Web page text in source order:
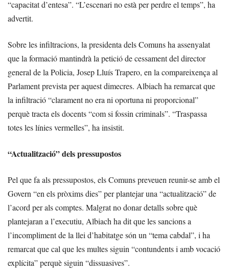
“capacitat d’entesa”. “L’escenari no està per perdre el temps”, ha
advertit.
Sobre les infiltracions, la presidenta dels Comuns ha assenyalat
que la formació mantindrà la petició de cessament del director
general de la Policia, Josep Lluís Trapero, en la compareixença al
Parlament prevista per aquest dimecres. Albiach ha remarcat que
la infiltració “clarament no era ni oportuna ni proporcional”
perquè tracta els docents “com si fossin criminals”. “Traspassa
totes les línies vermelles”, ha insistit.
“Actualització” dels pressupostos
Pel que fa als pressupostos, els Comuns preveuen reunir-se amb el
Govern “en els pròxims dies” per plantejar una “actualització” de
l’acord per als comptes. Malgrat no donar detalls sobre què
plantejaran a l’executiu, Albiach ha dit que les sancions a
l’incompliment de la llei d’habitatge són un “tema cabdal”, i ha
remarcat que cal que les multes siguin “contundents i amb vocació
explícita” perquè siguin “dissuasives”.